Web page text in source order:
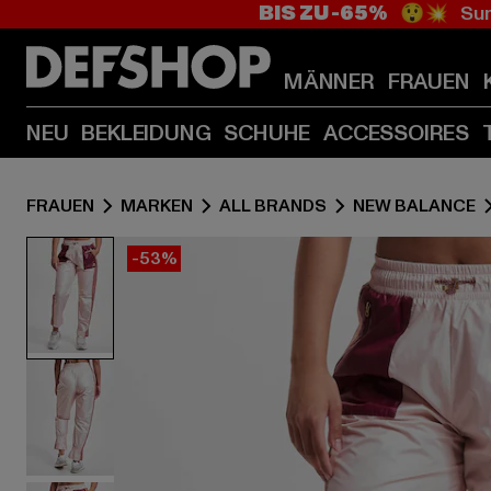
BIS ZU -65% 😲💥
MÄNNER FRAUEN
NEU BEKLEIDUNG SCHUHE ACCESSOIRES
FRAUEN MARKEN ALL BRANDS NEW BALANCE
-53%